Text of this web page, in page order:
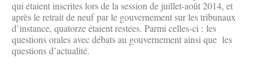
qui étaient inscrites lors de la session de juillet-août 2014, et
après le retrait de neuf par le gouvernement sur les tribunaux
d’instance, quatorze étaient restées. Parmi celles-ci : les
questions orales avec débats au gouvernement ainsi que les
questions d’actualité.